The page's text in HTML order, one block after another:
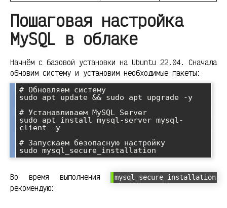
Пошаговая настройка
MySQL в облаке
Начнём с базовой установки на Ubuntu 22.04. Сначала
обновим систему и установим необходимые пакеты:
# Обновляем систему
sudo apt update && sudo apt upgrade -y
# Устанавливаем MySQL Server
sudo apt install mysql-server mysql-
client -y
# Запускаем безопасную настройку
Во время выполнения mysql_secure_installation
рекомендую: